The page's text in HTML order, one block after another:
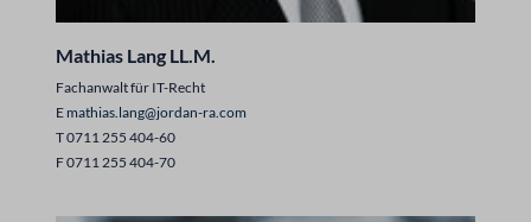
Mathias Lang LL.M.
Fachanwalt für IT-Recht
Emathias.lang@jordan-ra.com
T 0711 255 404-60
F 0711 255 404-70